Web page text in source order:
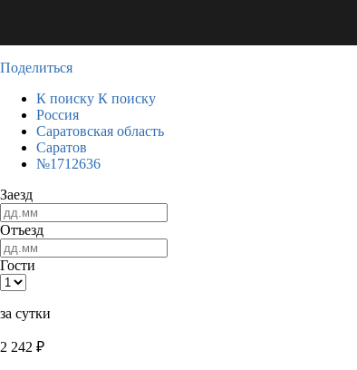
Поделиться
К поиску К поиску
Россия
Саратовская область
Саратов
№1712636
Заезд
Отъезд
Гости
за сутки
2 242 ₽